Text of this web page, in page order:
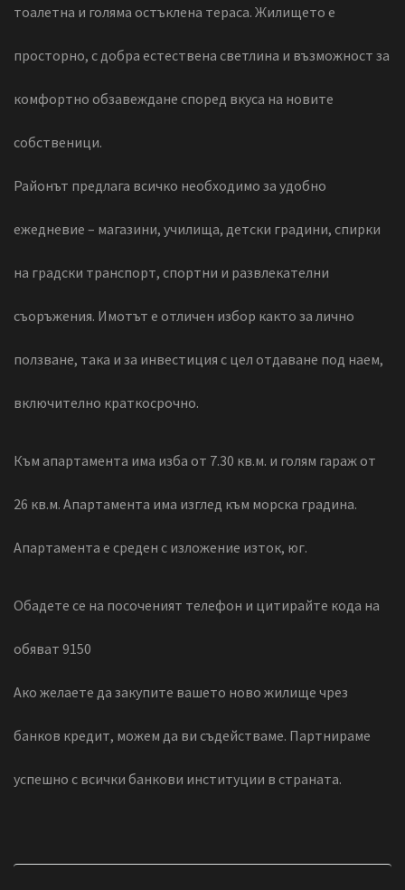
тоалетна и голяма остъклена тераса. Жилището е
просторно, с добра естествена светлина и възможност за
комфортно обзавеждане според вкуса на новите
собственици.
Районът предлага всичко необходимо за удобно
ежедневие – магазини, училища, детски градини, спирки
на градски транспорт, спортни и развлекателни
съоръжения. Имотът е отличен избор както за лично
ползване, така и за инвестиция с цел отдаване под наем,
включително краткосрочно.
Към апартамента има изба от 7.30 кв.м. и голям гараж от
26 кв.м. Апартамента има изглед към морска градина.
Апартамента е среден с изложение изток, юг.
Обадете се на посоченият телефон и цитирайте кода на
обяват 9150
Ако желаете да закупите вашето ново жилище чрез
банков кредит, можем да ви съдействаме. Партнираме
успешно с всички банкови институции в страната.